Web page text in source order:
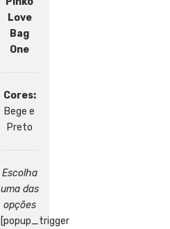
Love
Bag
One
Cores:
Bege e
Preto
Escolha
uma das
opções
[popup_trigger